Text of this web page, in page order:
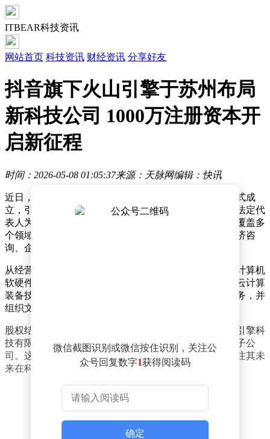
ITBEAR科技资讯
网站首页 科技资讯 财经资讯 分享好友
抖音旗下火山引擎于苏州布局
新科技公司 1000万注册资本开
启新征程
时间：2026-05-08 01:05:37来源：天脉网编辑：快讯
近日，一家名为苏州深空引擎科技有限公司的新企业正式成
立，引发市场关注。据企业信息查询平台显示，该公司法定代
表人为陆震洧，注册资本达1000万元人民币，业务范围覆盖多
个领域，包括计算机系统服务、数据处理服务、社会经济咨
询、企业管理咨询等。
从经营范围来看，苏州深空引擎科技有限公司不仅涉及计算机
软硬件及辅助设备的零售业务，还涵盖机械设备销售、云计算
装备技术服务等前沿技术领域。公司还提供专业设计服务，并
组织文化艺术交流活动，展现出多元化的业务布局。
股权结构方面，苏州深空引擎科技有限公司由北京火山引擎科
技有限公司全资控股，后者为知名互联网企业抖音旗下子公
司。这一背景使得新公司的成立备受瞩目，市场普遍关注其未
来在科技领域的布局和发展方向。
微信截图识别或微信按住识别，关注公
众号回复数字1获得阅读码
确定